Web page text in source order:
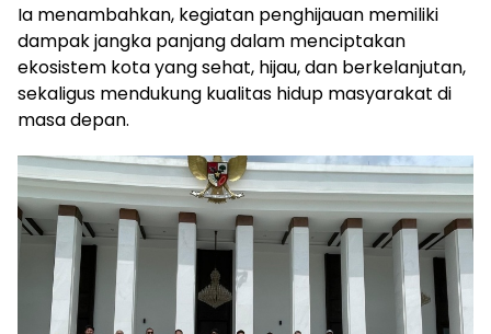
Ia menambahkan, kegiatan penghijauan memiliki
dampak jangka panjang dalam menciptakan
ekosistem kota yang sehat, hijau, dan berkelanjutan,
sekaligus mendukung kualitas hidup masyarakat di
masa depan.